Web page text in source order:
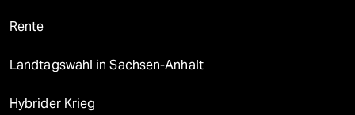
Rente
Landtagswahl in Sachsen-Anhalt
Hybrider Krieg